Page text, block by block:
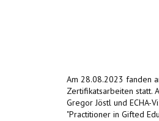
Am 28.08.2023 fanden
Zertifikatsarbeiten statt.
Gregor Jöstl und ECHA-
"Practitioner in Gifted